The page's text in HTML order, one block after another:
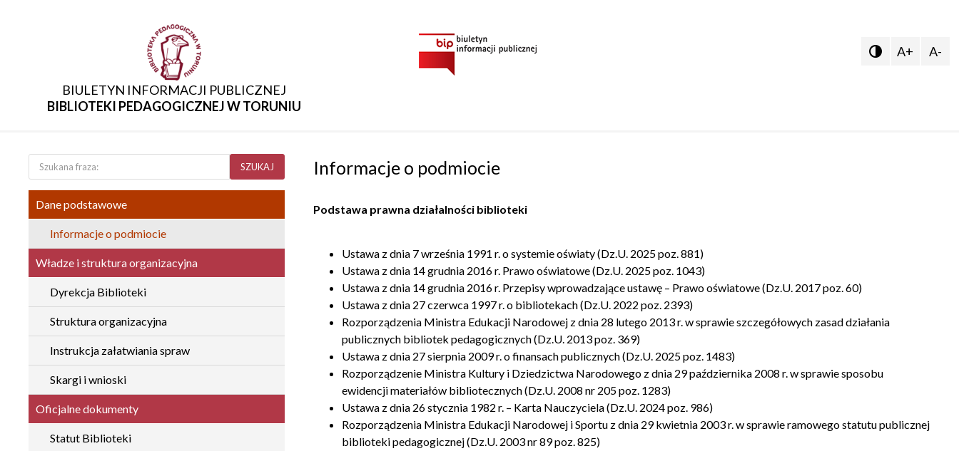
BIULETYN INFORMACJI PUBLICZNEJ
BIBLIOTEKI PEDAGOGICZNEJ W TORUNIU
 A+ A-
SZUKAJ
Dane podstawowe
Informacje o podmiocie
Władze i struktura organizacyjna
Dyrekcja Biblioteki
Struktura organizacyjna
Instrukcja załatwiania spraw
Skargi i wnioski
Oficjalne dokumenty
Statut Biblioteki
Informacje o podmiocie
Podstawa prawna działalności biblioteki
Ustawa z dnia 7 września 1991 r. o systemie oświaty (Dz.U. 2025 poz. 881)
Ustawa z dnia 14 grudnia 2016 r. Prawo oświatowe (Dz.U. 2025 poz. 1043)
Ustawa z dnia 14 grudnia 2016 r. Przepisy wprowadzające ustawę – Prawo oświatowe (Dz.U. 2017 poz. 60)
Ustawa z dnia 27 czerwca 1997 r. o bibliotekach (Dz.U. 2022 poz. 2393)
Rozporządzenia Ministra Edukacji Narodowej z dnia 28 lutego 2013 r. w sprawie szczegółowych zasad działania
publicznych bibliotek pedagogicznych (Dz.U. 2013 poz. 369)
Ustawa z dnia 27 sierpnia 2009 r. o finansach publicznych (Dz.U. 2025 poz. 1483)
Rozporządzenie Ministra Kultury i Dziedzictwa Narodowego z dnia 29 października 2008 r. w sprawie sposobu
ewidencji materiałów bibliotecznych (Dz.U. 2008 nr 205 poz. 1283)
Ustawa z dnia 26 stycznia 1982 r. – Karta Nauczyciela (Dz.U. 2024 poz. 986)
Rozporządzenia Ministra Edukacji Narodowej i Sportu z dnia 29 kwietnia 2003 r. w sprawie ramowego statutu publicznej
biblioteki pedagogicznej (Dz.U. 2003 nr 89 poz. 825)